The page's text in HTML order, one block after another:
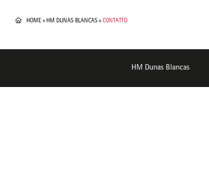
HOME » HM DUNAS BLANCAS » CONTATTO
HM Dunas Blancas